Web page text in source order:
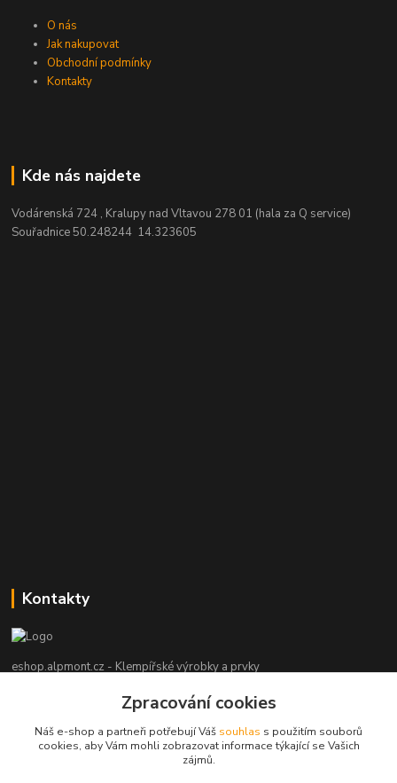
O nás
Jak nakupovat
Obchodní podmínky
Kontakty
Kde nás najdete
Vodárenská 724 , Kralupy nad Vltavou 278 01 (hala za Q service)
Souřadnice 50.248244 14.323605
Kontakty
eshop.alpmont.cz - Klempířské výrobky a prvky
+420 604 162 101
(Po-Pá, 8-18 hod. So, 9-15 hod. Ne, po domluvě)
Zpracování cookies
Náš e-shop a partneři potřebují Váš souhlas s použitím souborů
cookies, aby Vám mohli zobrazovat informace týkající se Vašich
zájmů.